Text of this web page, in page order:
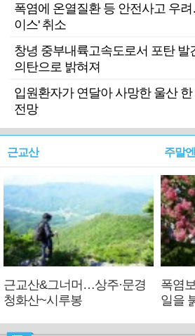
폭염에 온열질환 등 안전사고 우
이스' 취소
창녕 중부내륙고속도로서 포탄
의탄으로 밝혀져
입원환자가 연달아 사망한 울산
전망
근교산
근교산&그너머…상주·문경
청화산~시루봉
주말
폭염
일을